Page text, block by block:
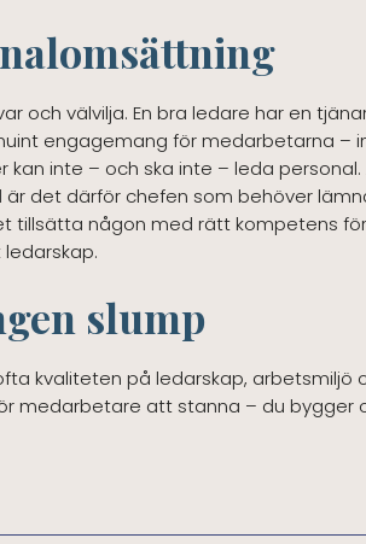
och välvilja. En bra ledare har en
engagemang för medarbetarna –
inte – och ska inte – leda
det därför chefen som behöver
tillsätta någon med rätt kompetens
slump
kvaliteten på ledarskap,
medarbetare att stanna – du bygger